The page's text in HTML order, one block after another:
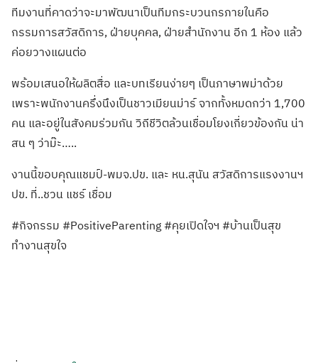
ทีมงานที่คาดว่าจะมาพัฒนาเป็นทีมกระบวนกรภายในคือ
กรรมการสวัสดิการ, ฝ่ายบุคคล, ฝ่ายสำนักงาน อีก 1 ห้อง แล้ว
ค่อยวางแผนต่อ
พร้อมเสนอให้ผลิตสื่อ และบทเรียนง่ายๆ เป็นภาษาพม่าด้วย
เพราะพนักงานครึ่งนึงเป็นชาวเมียนม่าร์ จากทั้งหมดกว่า 1,700
คน และอยู่ในสังคมร่วมกัน วิถีชีวิตล้วนเชื่อมโยงเกี่ยวข้องกัน น่า
สน ๆ ว่าม๊ะ…..
งานนี้ขอบคุณแชมป์-พมจ.ปข. และ หน.สุนัน สวัสดิการแรงงานฯ
ปข. ที่..ชวน แชร์ เชื่อม
#กิจกรรม #PositiveParenting #คุยเปิดใจฯ #บ้านเป็นสุข
ทำงานสุขใจ